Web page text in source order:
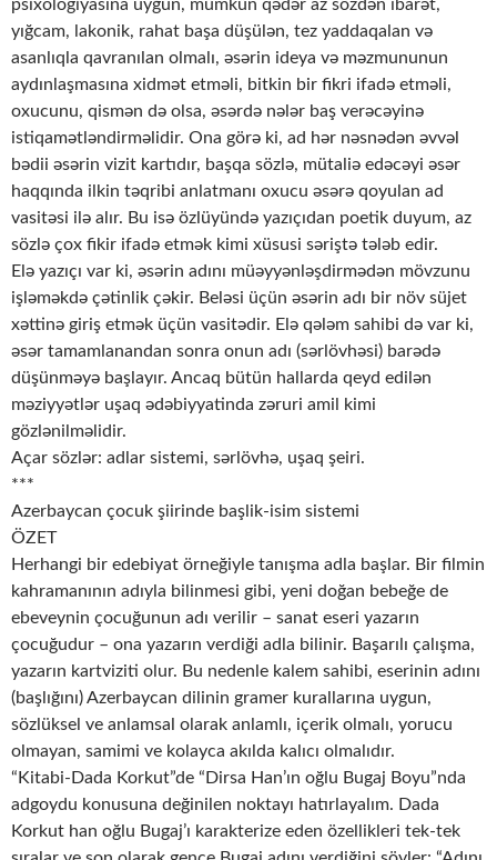
psixologiyasına uyğun, mümkün qədər az sözdən ibarət,
yığcam, lakonik, rahat başa düşülən, tez yaddaqalan və
asanlıqla qavranılan olmalı, əsərin ideya və məzmununun
aydınlaşmasına xidmət etməli, bitkin bir fikri ifadə etməli,
oxucunu, qismən də olsa, əsərdə nələr baş verəcəyinə
istiqamətləndirməlidir. Ona görə ki, ad hər nəsnədən əvvəl
bədii əsərin vizit kartıdır, başqa sözlə, mütaliə edəcəyi əsər
haqqında ilkin təqribi anlatmanı oxucu əsərə qoyulan ad
vasitəsi ilə alır. Bu isə özlüyündə yazıçıdan poetik duyum, az
sözlə çox fikir ifadə etmək kimi xüsusi səriştə tələb edir.
Elə yazıçı var ki, əsərin adını müəyyənləşdirmədən mövzunu
işləməkdə çətinlik çəkir. Beləsi üçün əsərin adı bir növ süjet
xəttinə giriş etmək üçün vasitədir. Elə qələm sahibi də var ki,
əsər tamamlanandan sonra onun adı (sərlövhəsi) barədə
düşünməyə başlayır. Ancaq bütün hallarda qeyd edilən
məziyyətlər uşaq ədəbiyyatinda zəruri amil kimi
gözlənilməlidir.
Açar sözlər: adlar sistemi, sərlövhə, uşaq şeiri.
***
Azerbaycan çocuk şiirinde başlik-isim sistemi
ÖZET
Herhangi bir edebiyat örneğiyle tanışma adla başlar. Bir filmin
kahramanının adıyla bilinmesi gibi, yeni doğan bebeğe de
ebeveynin çocuğunun adı verilir – sanat eseri yazarın
çocuğudur – ona yazarın verdiği adla bilinir. Başarılı çalışma,
yazarın kartviziti olur. Bu nedenle kalem sahibi, eserinin adını
(başlığını) Azerbaycan dilinin gramer kurallarına uygun,
sözlüksel ve anlamsal olarak anlamlı, içerik olmalı, yorucu
olmayan, samimi ve kolayca akılda kalıcı olmalıdır.
“Kitabi-Dada Korkut”de “Dirsa Han’ın oğlu Bugaj Boyu”nda
adgoydu konusuna değinilen noktayı hatırlayalım. Dada
Korkut han oğlu Bugaj’ı karakterize eden özellikleri tek-tek